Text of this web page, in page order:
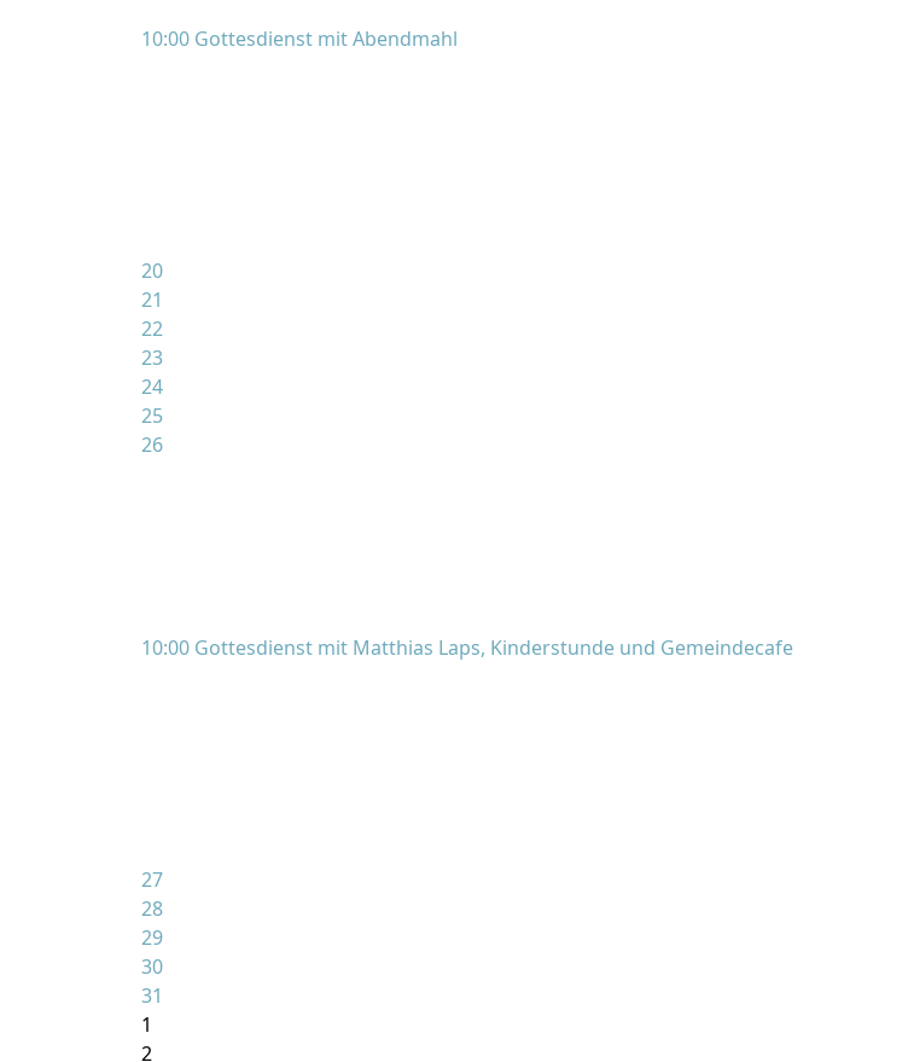
10:00 Gottesdienst mit Abendmahl
20
21
22
23
24
25
26
10:00 Gottesdienst mit Matthias Laps, Kinderstunde und Gemeindecafe
27
28
29
30
31
1
2